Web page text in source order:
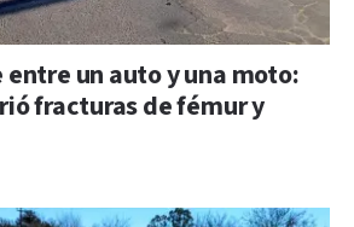
un auto y una moto:
fracturas de fémur y